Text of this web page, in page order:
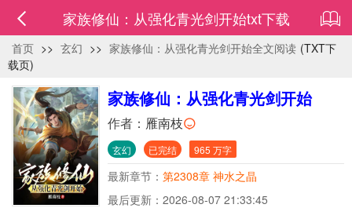
家族修仙：从强化青光剑开始txt下载
首页 >> 玄幻 >> 家族修仙：从强化青光剑开始全文阅读 (TXT下
载页)
家族修仙：从强化青光剑开始
作者： 雁南枝
玄幻 已完结 965 万字
最新章节： 第2308章 神水之晶
最后更新：2026-08-07 21:33:45